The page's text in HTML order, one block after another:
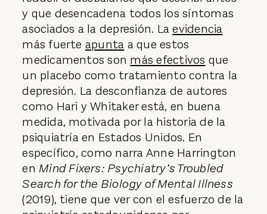
y que desencadena todos los síntomas
asociados a la depresión. Laevidencia
más fuerte apunta a que estos
medicamentos son más efectivos que
un placebo como tratamiento contra la
depresión. La desconfianza de autores
como Hari y Whitaker está, en buena
medida, motivada por la historia de la
psiquiatría en Estados Unidos. En
específico, como narra Anne Harrington
en Mind Fixers: Psychiatry’s Troubled
Search for the Biology of Mental Illness
(2019), tiene que ver con el esfuerzo de la